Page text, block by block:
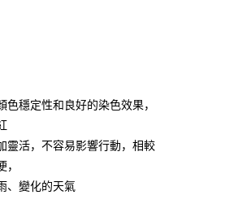
第一商业银行
兆丰国际商业银行
华泰商业银行
21家银行
彰化商业银行
台中商业银行
穩定性和良好的染色效果，
靈活，不容易影響行動，相較
、變化的天氣